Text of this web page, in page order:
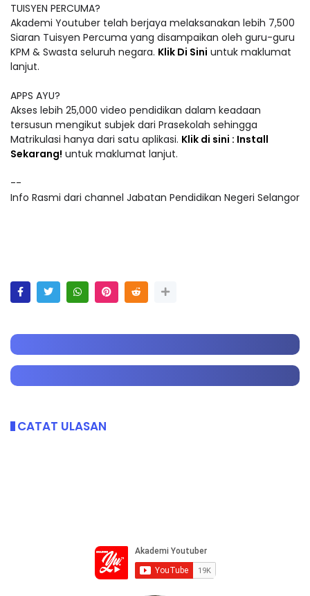
TUISYEN PERCUMA?
Akademi Youtuber telah berjaya melaksanakan lebih 7,500
Siaran Tuisyen Percuma yang disampaikan oleh guru-guru
KPM & Swasta seluruh negara. Klik Di Sini untuk maklumat
lanjut.
APPS AYU?
Akses lebih 25,000 video pendidikan dalam keadaan
tersusun mengikut subjek dari Prasekolah sehingga
Matrikulasi hanya dari satu aplikasi. Klik di sini : Install
Sekarang! untuk maklumat lanjut.
--
Info Rasmi dari channel Jabatan Pendidikan Negeri Selangor
CATAT ULASAN